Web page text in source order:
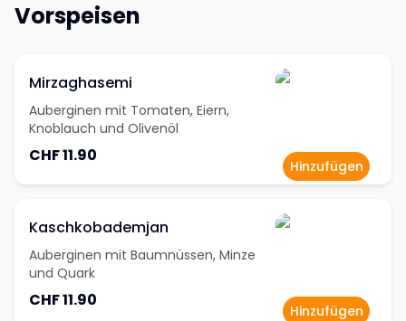
Vorspeisen
Mirzaghasemi
Auberginen mit Tomaten, Eiern,
Knoblauch und Olivenöl
CHF 11.90
Hinzufügen
Kaschkobademjan
Auberginen mit Baumnüssen, Minze
und Quark
CHF 11.90
Hinzufügen